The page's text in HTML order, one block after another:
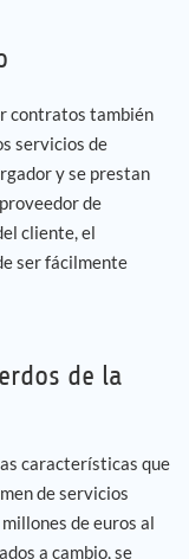
contratos también
servicios de
y se prestan
de
cliente, el
ser fácilmente
de la
características que
de servicios
de euros al
a cambio, se